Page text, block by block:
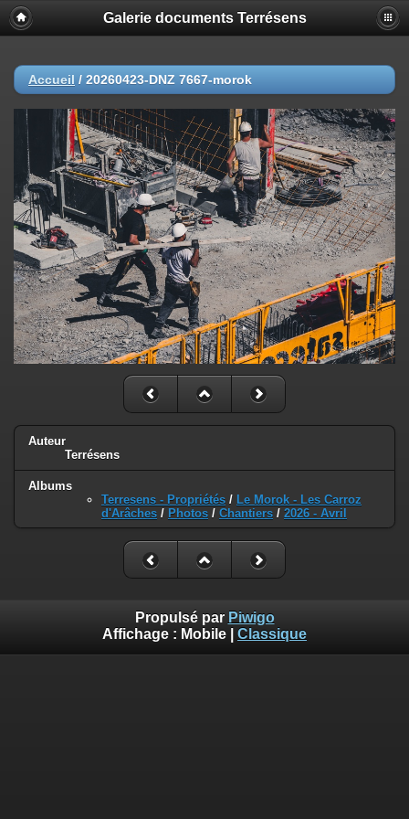
Galerie documents Terrésens
Accueil / 20260423-DNZ 7667-morok
Auteur
Terrésens
Albums
Terresens - Propriétés / Le Morok - Les Carroz
d'Arâches / Photos / Chantiers / 2026 - Avril
Propulsé par Piwigo
Affichage : Mobile Classique